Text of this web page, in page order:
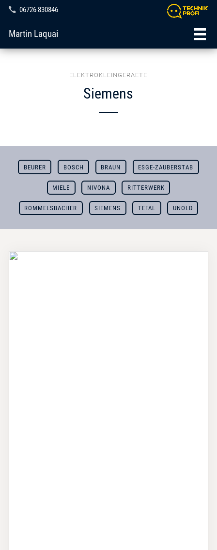
06726 830846
Martin Laquai
ELEKTROKLEINGERAETE
Siemens
BEURER BOSCH BRAUN ESGE-ZAUBERSTAB
MIELE NIVONA RITTERWERK
ROMMELSBACHER SIEMENS TEFAL UNOLD